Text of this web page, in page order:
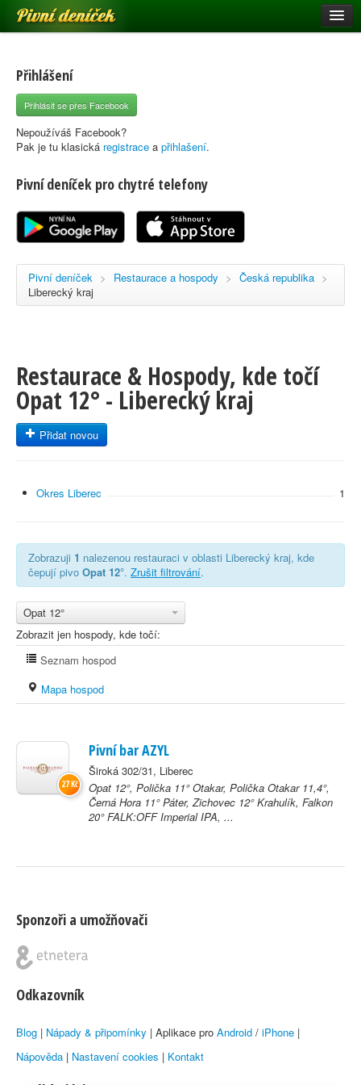
Pivní deníček
Pivní mapa
Pivní značky
Nápověda
Registrace
Přihlášení
Přihlásit se přes Facebook
Nepoužíváš Facebook?
Pak je tu klasická registrace a přihlašení.
Pivní deníček pro chytré telefony
Pivní deníček > Restaurace a hospody > Česká republika >
Liberecký kraj
Restaurace & Hospody, kde točí
Opat 12° - Liberecký kraj
Přidat novou
Okres Liberec 1
Zobrazuji 1 nalezenou restauraci v oblasti Liberecký kraj, kde
čepují pivo Opat 12°. Zrušit filtrování.
Opat 12°
Zobrazit jen hospody, kde točí:
Seznam hospod
Mapa hospod
Pivní bar AZYL
Široká 302/31, Liberec
Opat 12°, Polička 11° Otakar, Polička Otakar 11,4°,
Černá Hora 11° Páter, Zichovec 12° Krahulík, Falkon
20° FALK:OFF Imperial IPA, ...
27 Kč
Sponzoři a umožňovači
Odkazovník
Blog | Nápady & připomínky | Aplikace pro Android / iPhone |
Nápověda | Nastavení cookies | Kontakt